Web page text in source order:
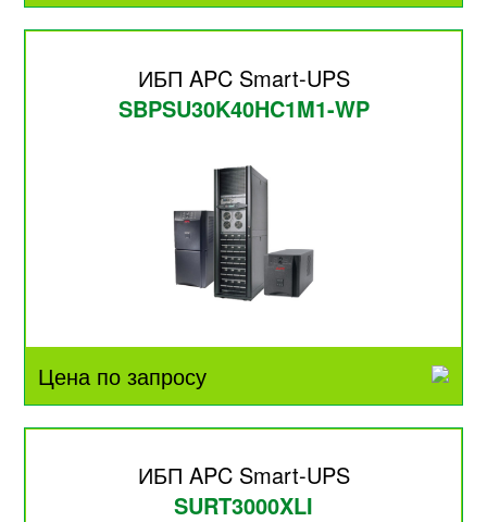
ИБП APC Smart-UPS
SBPSU30K40HC1M1-WP
Цена по запросу
ИБП APC Smart-UPS
SURT3000XLI